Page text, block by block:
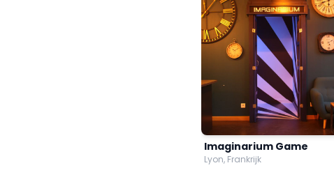
Imaginarium Game
Lyon, Frankrijk